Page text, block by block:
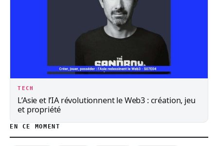
TECH
L’Asie et l’IA révolutionnent le Web3 : création, jeu
et propriété
EN CE MOMENT